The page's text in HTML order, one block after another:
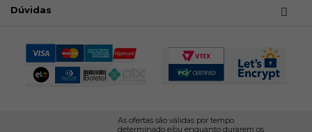
Dúvidas
As ofertas são válidas por tempo
determinado e/ou enquanto durarem os